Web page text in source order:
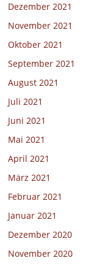
Dezember 2021
November 2021
Oktober 2021
September 2021
August 2021
Juli 2021
Juni 2021
Mai 2021
April 2021
März 2021
Februar 2021
Januar 2021
Dezember 2020
November 2020